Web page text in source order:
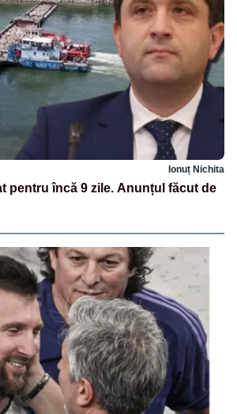
Ionuț Nichita
pentru încă 9 zile. Anunțul făcut de